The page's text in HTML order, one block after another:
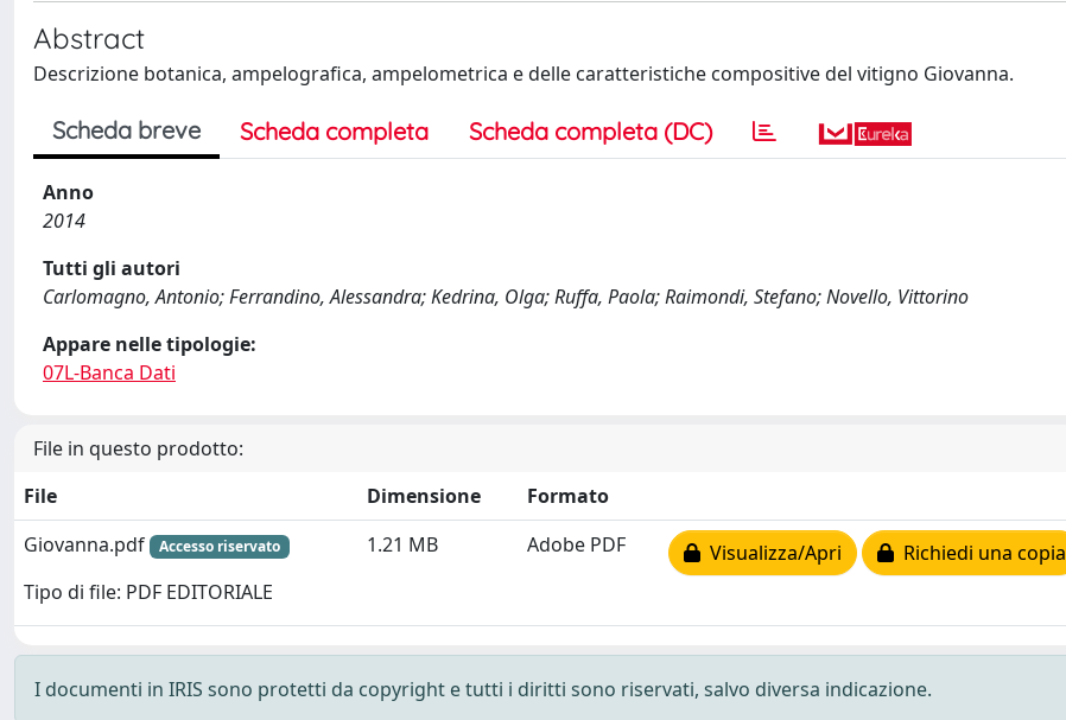
Abstract
Descrizione botanica, ampelografica, ampelometrica e delle caratteristiche compositive del vitigno Giovanna.
Scheda breve Scheda completa Scheda completa (DC)
Anno
2014
Tutti gli autori
Carlomagno, Antonio; Ferrandino, Alessandra; Kedrina, Olga; Ruffa, Paola; Raimondi, Stefano; Novello, Vittorino
Appare nelle tipologie:
07L-Banca Dati
File in questo prodotto:
File
Dimensione
Formato
Giovanna.pdf
Accesso riservato
Tipo di file: PDF EDITORIALE
1.21 MB Adobe PDF Visualizza/Apri Richiedi una copia
I documenti in IRIS sono protetti da copyright e tutti i diritti sono riservati, salvo diversa indicazione.